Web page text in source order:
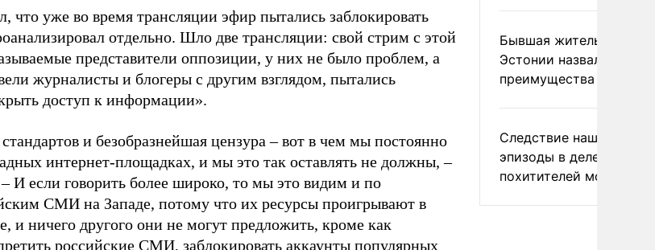
уже во время трансляции эфир пытались заблокировать
отдельно. Шло две трансляции: свой стрим с этой
представители оппозиции, у них не было проблем, а
журналисты и блогеры с другим взглядом, пытались
доступ к информации».
и безобразнейшая цензура – вот в чем мы постоянно
интернет-площадках, и мы это так оставлять не должны, –
И если говорить более широко, то мы это видим и по
СМИ на Западе, потому что их ресурсы проигрывают в
и ничего другого они не могут предложить, кроме как
российские СМИ, заблокировать аккаунты популярных
Бывшая жительница
Эстонии назвала
преимущества России
Следствие нашло
эпизоды в деле
похитителей москвичек